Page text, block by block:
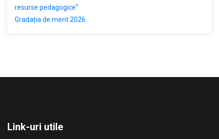
resurse pedagogice”
Gradația de merit 2026
Link-uri utile